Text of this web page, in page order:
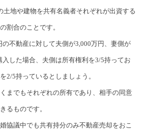
土地や建物を共有名義者それぞれが出資する
割合のことです。
の不動産に対して夫側が3,000万円、妻側が
入した場合、夫側は所有権利を3/5持ってお
2/5持っているとしましょう。
までもそれぞれの所有であり、相手の同意
るものです。
協議中でも共有持分のみ不動産売却をおこ